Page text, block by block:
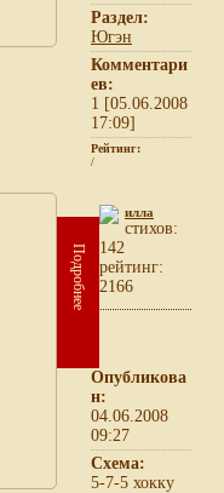
Раздел:
Югэн
Комментари
ев:
1 [05.06.2008
17:09]
Рейтинг:
/
Подробнее
илла
cтихов:
142
рейтинг:
2166
Опубликова
н:
04.06.2008
09:27
Схема:
5-7-5 хокку